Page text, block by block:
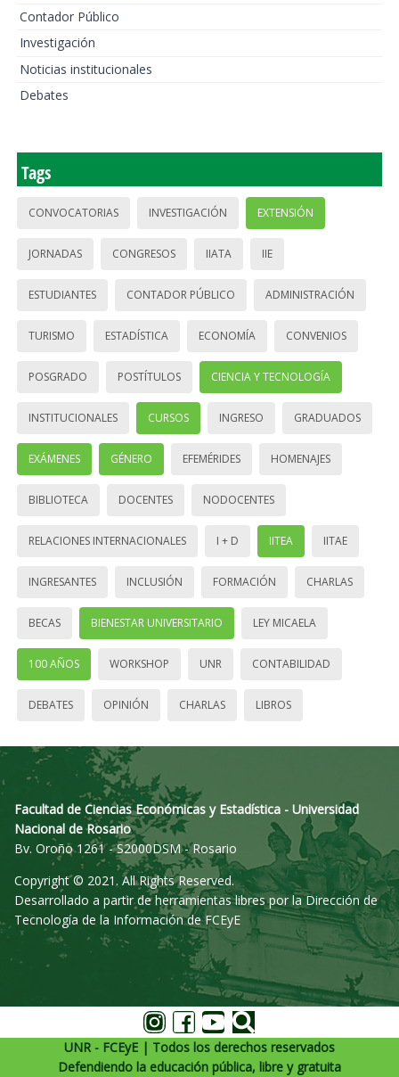
Contador Público
Investigación
Noticias institucionales
Debates
Tags
CONVOCATORIAS INVESTIGACIÓN EXTENSIÓN
JORNADAS CONGRESOS IIATA IIE
ESTUDIANTES CONTADOR PÚBLICO ADMINISTRACIÓN
TURISMO ESTADÍSTICA ECONOMÍA CONVENIOS
POSGRADO POSTÍTULOS CIENCIA Y TECNOLOGÍA
INSTITUCIONALES CURSOS INGRESO GRADUADOS
EXÁMENES GÉNERO EFEMÉRIDES HOMENAJES
BIBLIOTECA DOCENTES NODOCENTES
RELACIONES INTERNACIONALES I + D IITEA IITAE
INGRESANTES INCLUSIÓN FORMACIÓN CHARLAS
BECAS BIENESTAR UNIVERSITARIO LEY MICAELA
100 AÑOS WORKSHOP UNR CONTABILIDAD
DEBATES OPINIÓN CHARLAS LIBROS
Facultad de Ciencias Económicas y Estadística - Universidad
Nacional de Rosario
Bv. Oroño 1261 - S2000DSM - Rosario
Copyright © 2021. All Rights Reserved.
Desarrollado a partir de herramientas libres por la Dirección de
Tecnología de la Información de FCEyE
UNR - FCEyE | Todos los derechos reservados
Defendiendo la educación pública, libre y gratuita